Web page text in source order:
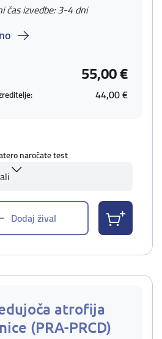
čas izvedbe: 3-4 dni
55,00 €
44,00 €
naročate test
Dodaj žival
atrofija
(PRA-PRCD)